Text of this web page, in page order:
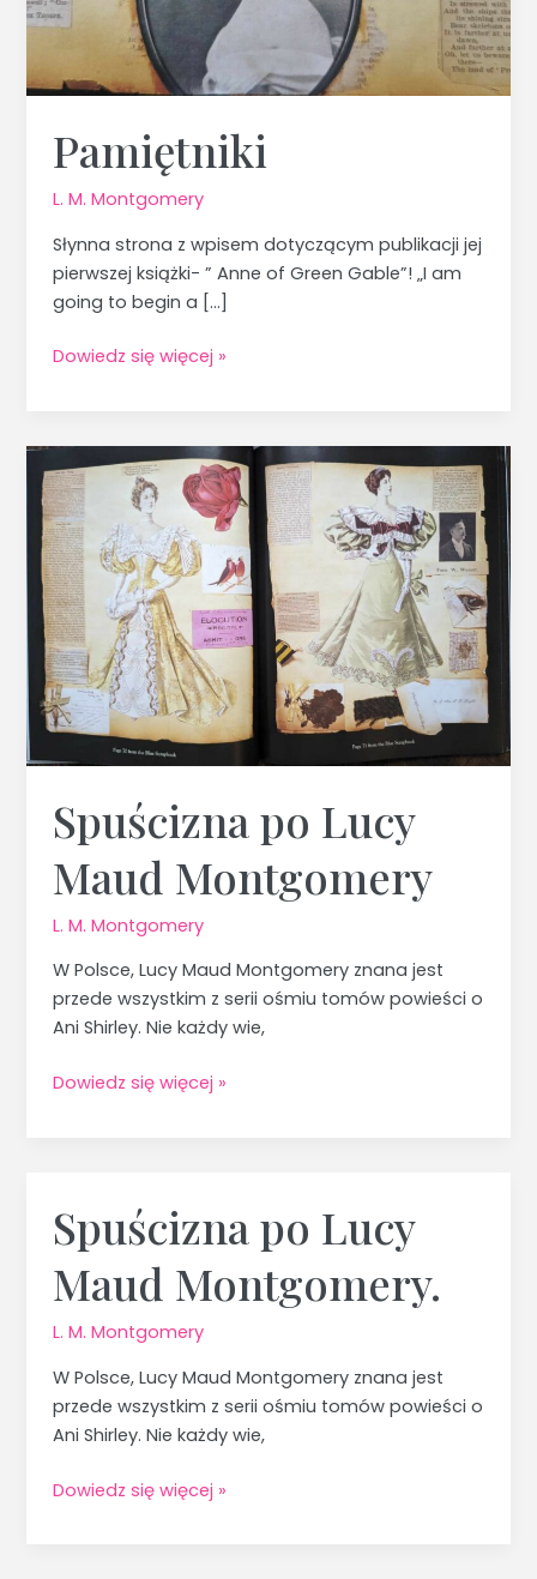
Pamiętniki
L. M. Montgomery
Słynna strona z wpisem dotyczącym publikacji jej
pierwszej książki- ” Anne of Green Gable”! „I am
going to begin a […]
Dowiedz się więcej »
Spuścizna po Lucy
Maud Montgomery
L. M. Montgomery
W Polsce, Lucy Maud Montgomery znana jest
przede wszystkim z serii ośmiu tomów powieści o
Ani Shirley. Nie każdy wie,
Spuścizna
po
Lucy
Maud
Montgomery
Dowiedz się więcej »
Spuścizna po Lucy
Maud Montgomery.
L. M. Montgomery
W Polsce, Lucy Maud Montgomery znana jest
przede wszystkim z serii ośmiu tomów powieści o
Ani Shirley. Nie każdy wie,
Spuścizna
po
Lucy
Maud
Montgomery.
Dowiedz się więcej »